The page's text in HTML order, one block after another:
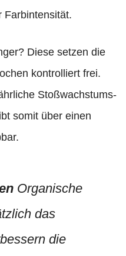
Farbintensität.
Diese setzen die
kontrolliert frei.
Stoßwachstums-
somit über einen
Organische
das
die